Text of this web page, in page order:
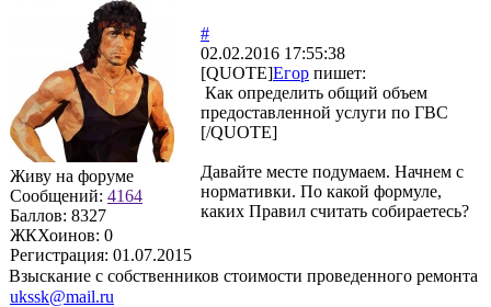
Живу на форуме
Сообщений: 4164
Баллов: 8327
ЖКХоинов: 0
Регистрация: 01.07.2015
#
02.02.2016 17:55:38
[QUOTE]Егор пишет:
Как определить общий объем
предоставленной услуги по ГВС
[/QUOTE]
Давайте месте подумаем. Начнем с
нормативки. По какой формуле,
каких Правил считать собираетесь?
Взыскание с собственников стоимости проведенного ремонта
ukssk@mail.ru